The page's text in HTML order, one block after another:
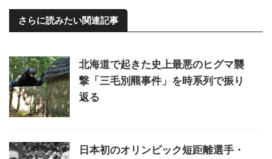
さらに読みたい関連記事
北海道で起きた史上最悪のヒグマ襲
撃「三毛別羆事件」を時系列で振り
返る
日本初のオリンピック短距離選手・